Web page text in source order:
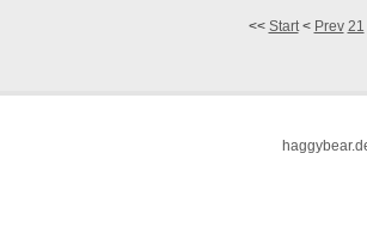
<< Start< Prev 21